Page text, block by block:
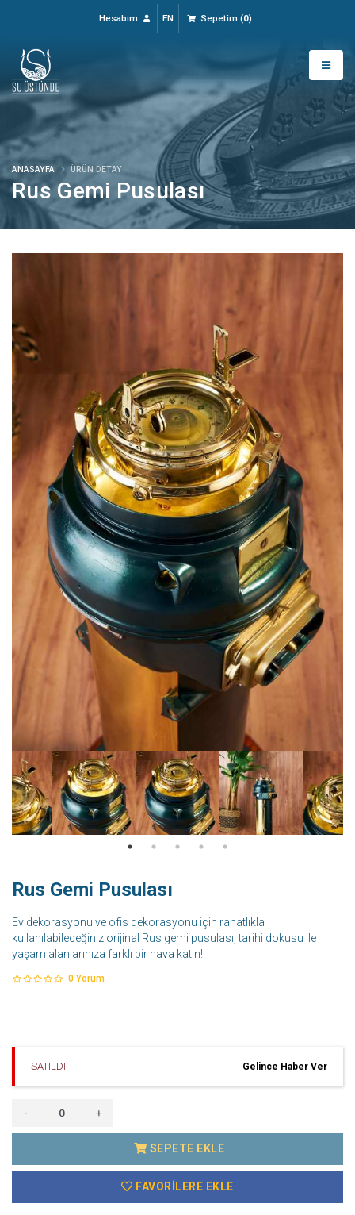
Hesabım EN Sepetim (0)
Rus Gemi Pusulası
ANASAYFA ÜRÜN DETAY
Rus Gemi Pusulası
Ev dekorasyonu ve ofis dekorasyonu için rahatlıkla
kullanılabileceğiniz orijinal Rus gemi pusulası, tarihi dokusu ile
yaşam alanlarınıza farklı bir hava katın!
0 Yorum
SATILDI! Gelince Haber Ver
- +
SEPETE EKLE
FAVORILERE EKLE